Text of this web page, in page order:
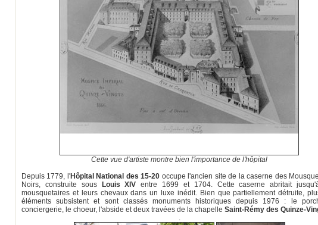
Cette vue d'artiste montre bien l'importance de l'hôpital
Depuis 1779, l'Hôpital National des 15-20 occupe l'ancien site de la caserne des
Noirs, construite sous
Louis XIV entre 1699 et 1704. Cette caserne abritait
mousquetaires et leurs chevaux dans un luxe inédit. Bien que partiellement détruite,
éléments subsistent et sont classés monuments historiques depuis 1976 : le
conciergerie, le choeur, l'abside et deux travées de la chapelle Saint-Rémy des Quinze-
.